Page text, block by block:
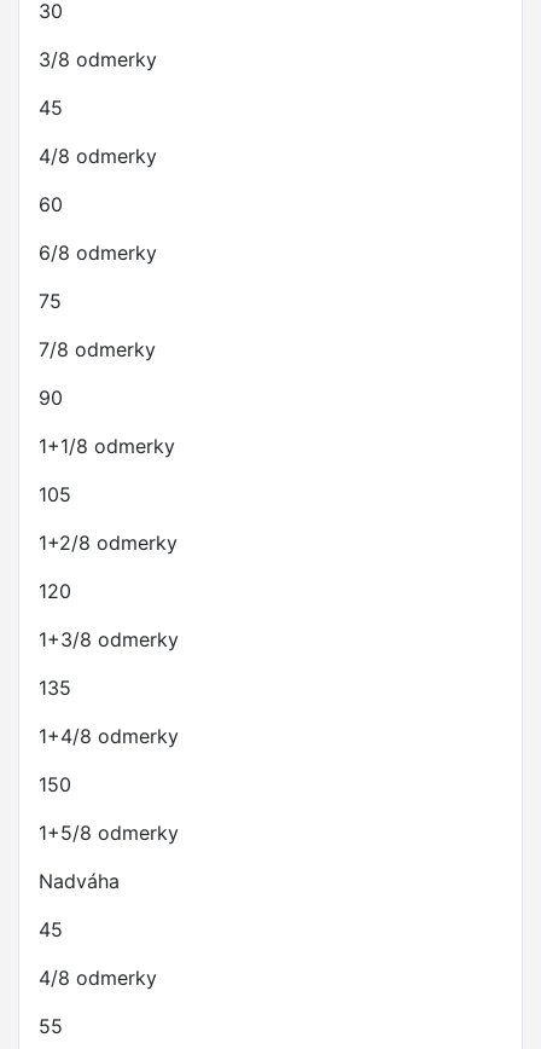
30
3/8 odmerky
45
4/8 odmerky
60
6/8 odmerky
75
7/8 odmerky
90
1+1/8 odmerky
105
1+2/8 odmerky
120
1+3/8 odmerky
135
1+4/8 odmerky
150
1+5/8 odmerky
Nadváha
45
4/8 odmerky
55